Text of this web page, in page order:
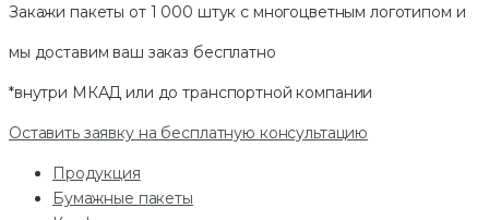
Закажи пакеты от 1 000 штук с многоцветным логотипом и
мы доставим ваш заказ бесплатно
*внутри МКАД или до транспортной компании
Оставить заявку на бесплатную консультацию
Продукция
Бумажные пакеты